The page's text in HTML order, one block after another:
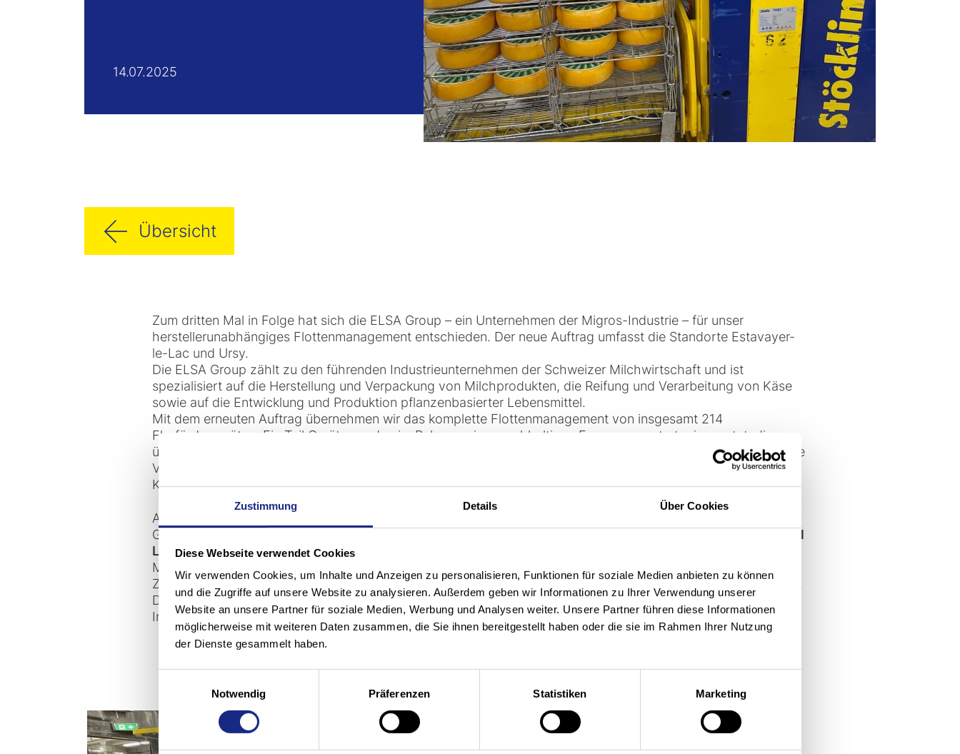
Zustimmung Details Über Cookies
Diese Webseite verwendet Cookies
Wir verwenden Cookies, um Inhalte und Anzeigen zu personalisieren, Funktionen für soziale Medien anbieten zu können
und die Zugriffe auf unsere Website zu analysieren. Außerdem geben wir Informationen zu Ihrer Verwendung unserer
Website an unsere Partner für soziale Medien, Werbung und Analysen weiter. Unsere Partner führen diese Informationen
möglicherweise mit weiteren Daten zusammen, die Sie ihnen bereitgestellt haben oder die sie im Rahmen Ihrer Nutzung
der Dienste gesammelt haben.
Notwendig
Präferenzen Statistiken Marketing
14.07.2025
Übersicht
Zum dritten Mal in Folge hat sich die ELSA Group – ein Unternehmen der Migros-Industrie – für unser
herstellerunabhängiges Flottenmanagement entschieden. Der neue Auftrag umfasst die Standorte Estavayer-
le-Lac und Ursy.
Die ELSA Group zählt zu den führenden Industrieunternehmen der Schweizer Milchwirtschaft und ist
spezialisiert auf die Herstellung und Verpackung von Milchprodukten, die Reifung und Verarbeitung von Käse
sowie auf die Entwicklung und Produktion pflanzenbasierter Lebensmittel.
Mit dem erneuten Auftrag übernehmen wir das komplette Flottenmanagement von insgesamt 214
Flurfördergeräten. Ein Teil Geräte werden im Rahmen einer nachhaltigen Erneuerungsstrategie ersetzt, die
übrigen gezielt instandgesetzt und gewartet. Ziel ist es, über die gesamte Laufzeit von sechs Jahren eine hohe
Verfügbarkeit und Betriebssicherheit sicherzustellen – unterstützt durch ein ganzheitliches Full-Service-
Konzept.
Ausschlaggebend für den erneuten Zuschlag war unter anderem unser wirtschaftlich durchdachtes
Gesamtkonzept im Sinne der
TLC – Total
Lifetime Careüberzeugte durch langfristige Kosteneffizienz und hohe Verfügbarkeit – ein nachhaltiger
Mehrwert für die ELSA Group.
Zusätzlich spielte die enge, partnerschaftliche Zusammenarbeit in den letzten zwölf Jahren eine zentrale Rolle.
Die umfassende Betreuung aus Technik, Service und Kundenbetreuung aus einer Hand inklusive unserer
Inhouse-Revisions-Werkstatt schafft Vertrauen und Planungssicherheit für die ELSA Group.